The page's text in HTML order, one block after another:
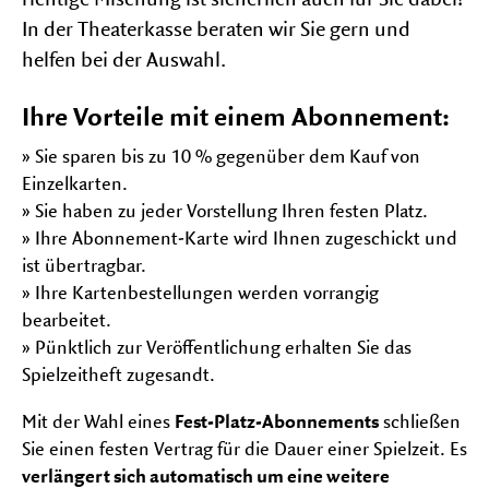
Saalplan
auf-
DAS HAUS
zu
SERVICE
FESTIVALS
In der Theaterkasse beraten wir Sie gern und
helfen bei der Auswahl.
Ihre Vorteile mit einem Abonnement:
» Sie sparen bis zu 10 % gegenüber dem Kauf von
Einzelkarten.
» Sie haben zu jeder Vorstellung Ihren festen Platz.
» Ihre Abonnement-Karte wird Ihnen zugeschickt und
ist übertragbar.
» Ihre Kartenbestellungen werden vorrangig
bearbeitet.
» Pünktlich zur Veröffentlichung erhalten Sie das
Spielzeitheft zugesandt.
Mit der Wahl eines Fest-Platz-Abonnements schließen
Sie einen festen Vertrag für die Dauer einer Spielzeit. Es
verlängert sich automatisch um eine weitere